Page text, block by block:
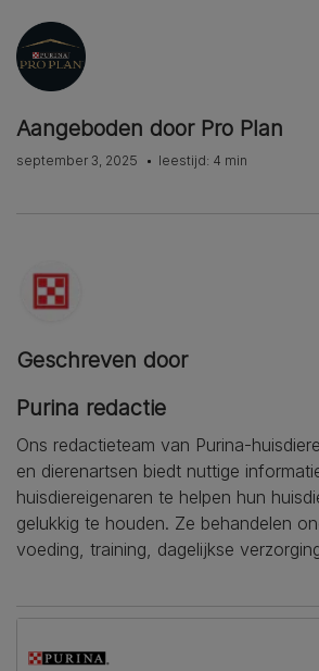
Aangeboden door Pro Plan
september 3, 2025 leestijd: 4 min
Geschreven door
Purina redactie
Ons redactieteam van Purina-
en dierenartsen biedt nuttige
huisdiereigenaren te helpen hun
gelukkig te houden. Ze behandelen
voeding, training, dagelijkse